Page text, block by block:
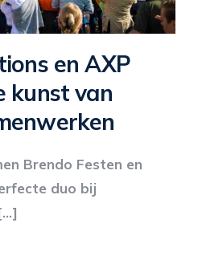
en AXP
kunst van
Brendo Festen en
duo bij